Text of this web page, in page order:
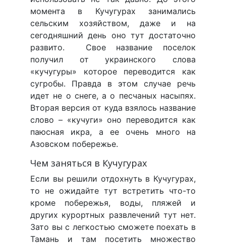
момента в Кучугурах занимались
сельским хозяйством, даже и на
сегодняшний день оно тут достаточно
развито. Свое название поселок
получил от украинского слова
«кучугуры» которое переводится как
сугробы. Правда в этом случае речь
идет не о снеге, а о песчаных насыпях.
Вторая версия от куда взялось название
слово – «кучуги» оно переводится как
паюсная икра, а ее очень много на
Азовском побережье.
Чем заняться в Кучугурах
Если вы решили отдохнуть в Кучугурах,
то не ожидайте тут встретить что-то
кроме побережья, воды, пляжей и
других курортных развлечений тут нет.
Зато вы с легкостью сможете поехать в
Тамань и там посетить множество